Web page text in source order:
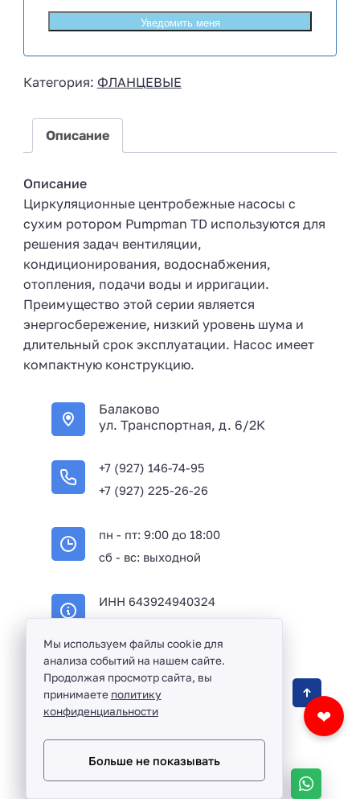
u
s
a
7
Категория: ФЛАНЦЕВЫЕ
Описание
Описание
Циркуляционные центробежные насосы с
сухим ротором Pumpman TD используются для
решения задач вентиляции,
кондиционирования, водоснабжения,
отопления, подачи воды и ирригации.
Преимущество этой серии является
энергосбережение, низкий уровень шума и
длительный срок эксплуатации. Насос имеет
компактную конструкцию.
Балаково
ул. Транспортная, д. 6/2К
+7 (927) 146-74-95
+7 (927) 225-26-26
пн - пт: 9:00 до 18:00
сб - вс: выходной
ИНН 643924940324
❤
Оптовая продажа сантехники и комплектующих
в Балаково и Саратовской области ©
Разработка сайта и дизайн:revtail.ru
Мы используем файлы cookie для
анализа событий на нашем сайте.
Продолжая просмотр сайта, вы
принимаете политику
конфиденциальности
Больше не показывать